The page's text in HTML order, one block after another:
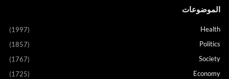
الموضوعات
Health
(1997)
Politics
(1857)
Society
(1767)
Economy
(1725)